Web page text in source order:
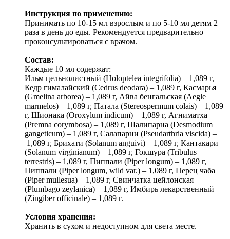
Инструкция по применению:
Принимать по 10-15 мл взрослым и по 5-10 мл детям 2
раза в день до еды. Рекомендуется предварительно
проконсультироваться с врачом.
Состав:
Каждые 10 мл содержат:
Ильм цельнолистный (Holoptelea integrifolia) – 1,089 г,
Кедр гималайский (Cedrus deodara) – 1,089 г, Касмарья
(Gmelina arborea) – 1,089 г, Айва бенгальская (Aegle
marmelos) – 1,089 г, Патала (Stereospermum colais) – 1,089
г, Шионака (Oroxylum indicum) – 1,089 г, Агниматха
(Premna corymbosa) – 1,089 г, Шалипарна (Desmodium
gangeticum) – 1,089 г, Салапарни (Pseudarthria viscida) –
1,089 г, Брихати (Solanum anguivi) – 1,089 г, Кантакари
(Solanum virginianum) – 1,089 г, Гокшура (Tribulus
terrestris) – 1,089 г, Пиппали (Piper longum) – 1,089 г,
Пиппали (Piper longum, wild var.) – 1,089 г, Перец чаба
(Piper mullesua) – 1,089 г, Свинчатка цейлонская
(Plumbago zeylanica) – 1,089 г, Имбирь лекарственный
(Zingiber officinale) – 1,089 г.
Условия хранения:
Хранить в сухом и недоступном для света месте.